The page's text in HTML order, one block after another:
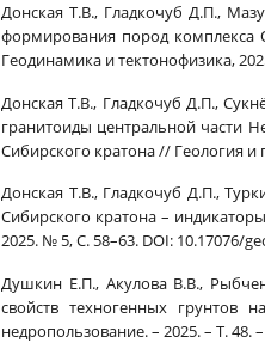
Донская Т.В., Гладкочуб Д.П.,
формирования пород комплекса
Геодинамика и тектонофизика,
Донская Т.В., Гладкочуб Д.П.,
гранитоиды центральной части
Сибирского кратона // Геология и
Донская Т.В., Гладкочуб Д.П.,
Сибирского кратона –
2025. № 5, С. 58–63. DOI: 10.17076/
Душкин Е.П., Акулова В.В.,
свойств техногенных
недропользование. – 2025. – Т. 48.